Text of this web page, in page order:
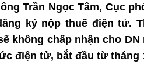
Trần Ngọc Tâm, Cục
ký nộp thuế điện tử.
không chấp nhận cho
điện tử, bắt đầu từ tháng